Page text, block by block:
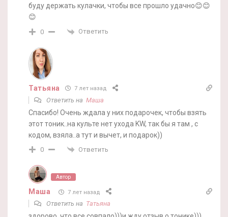
буду держать кулачки, чтобы все прошло удачно😊😊
😊
0 Ответить
Татьяна 7 лет назад
Ответить на Маша
Спасибо! Очень ждала у них подарочек, чтобы взять
этот тоник..на культе нет ухода KW, так бы я там , с
кодом, взяла..а тут и вычет, и подарок))
0 Ответить
Автор
Маша 7 лет назад
Ответить на Татьяна